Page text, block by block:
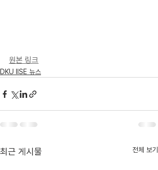
원본 링크
DKU IISE 뉴스
최근 게시물 전체 보기